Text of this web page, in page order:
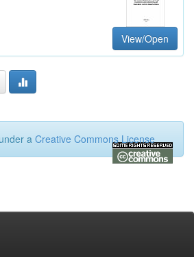
View/Open
a Creative Commons License